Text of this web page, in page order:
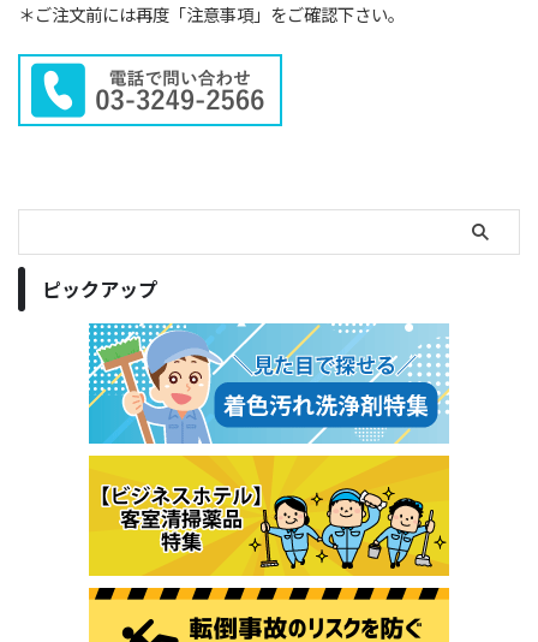
＊ご注文前には再度「注意事項」をご確認下さい。
ピックアップ